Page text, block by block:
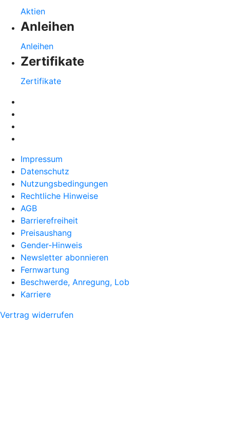
Aktien
Anleihen
Anleihen
Zertifikate
Zertifikate
Impressum
Datenschutz
Nutzungsbedingungen
Rechtliche Hinweise
AGB
Barrierefreiheit
Preisaushang
Gender-Hinweis
Newsletter abonnieren
Fernwartung
Beschwerde, Anregung, Lob
Karriere
Vertrag widerrufen